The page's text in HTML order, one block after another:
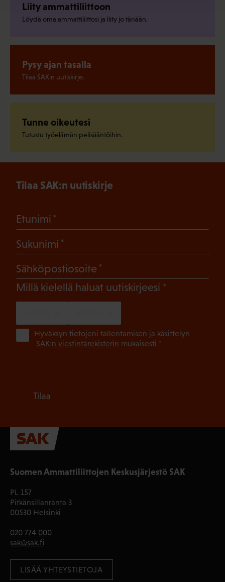
Liity ammattiliittoon
Löydä oma ammattiliittosi ja liity jo tänään.
Pysy ajan tasalla
Tilaa SAK:n uutiskirje.
Tunne oikeutesi
Tutustu työelämän pelisääntöihin.
Suomen Ammattiliittojen Keskusjärjestö SAK
PL 157
Pitkänsillanranta 3
00530 Helsinki
020 774 000
sak@sak.fi
LISÄÄ YHTEYSTIETOJA
Tilaa SAK:n uutiskirje
Etunimi
Sukunimi
Sähköpostiosoite
Millä kielellä haluat uutiskirjeesi (Pakollinen)
Hyväksyn tietojeni tallentamisen ja käsittelyn
SAK:n viestintärekisterin mukaisesti *
Tilaa